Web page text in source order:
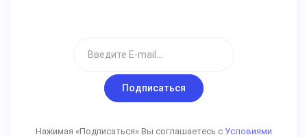
Подписаться
Нажимая «Подписаться» Вы соглашаетесь с Условиями